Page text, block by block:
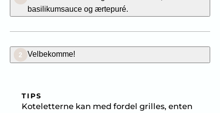
basilikumsauce og ærtepuré.
2 Velbekomme!
TIPS
Koteletterne kan med fordel grilles, enten